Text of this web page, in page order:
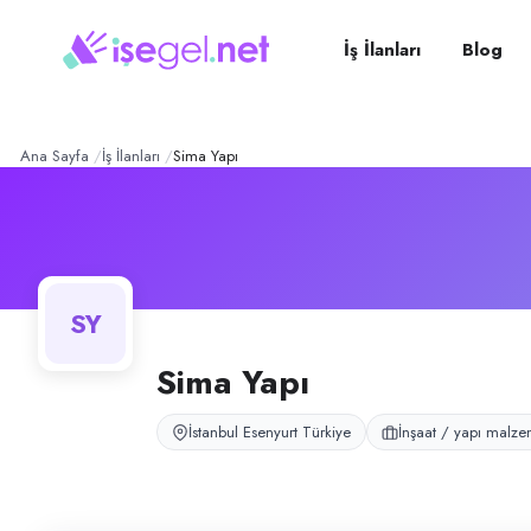
Yapı– Şirket Profili
Sima Yapı, Esenyurt, İstanbul bölgesinde i̇nşaat / yapı malzemeleri
pozisyonlar
Temizlik Görevlisi (Bayan)
İş İlanları Blog
Ana Sayfa İş İlanları Sima Yapı
SY
Sima Yapı
İstanbul Esenyurt Türkiye İnşaat / yapı